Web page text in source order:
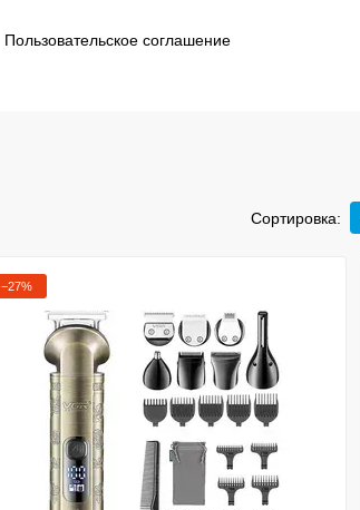
Пользовательское соглашение
Сортировка:
−27%